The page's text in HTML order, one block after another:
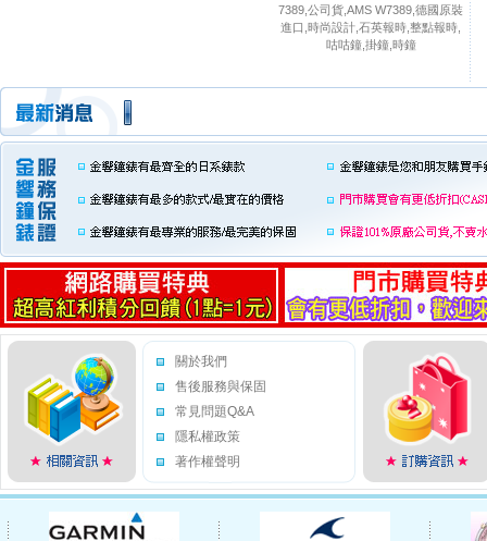
7389,公司貨,AMS W7389,德國原裝
進口,時尚設計,石英報時,整點報時,
咕咕鐘,掛鐘,時鐘
關於我們
售後服務與保固
常見問題Q&A
隱私權政策
著作權聲明